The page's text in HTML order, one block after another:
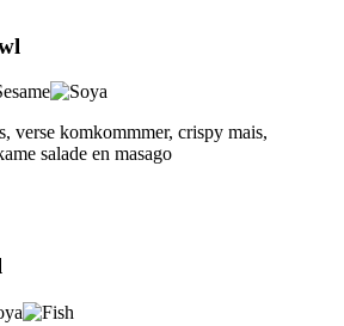
verse komkommmer, crispy mais,
salade en masago